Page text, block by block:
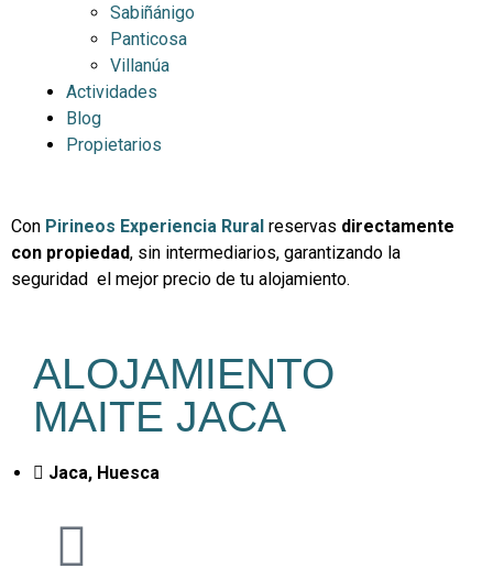
Sabiñánigo
Panticosa
Villanúa
Actividades
Blog
Propietarios
Con Pirineos Experiencia Rural reservas directamente
con propiedad, sin intermediarios, garantizando la
seguridad el mejor precio de tu alojamiento.
ALOJAMIENTO
MAITE JACA
Jaca, Huesca